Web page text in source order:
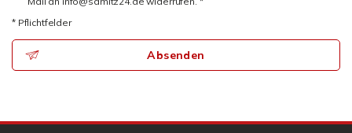
* Pflichtfelder
Absenden